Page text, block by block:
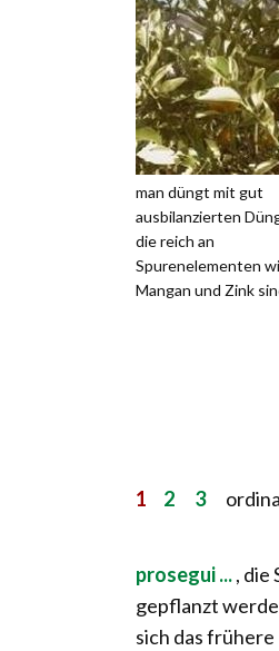
man düngt mit gut
ausbilanzierten
die reich an
Spurenelementen
Mangan und Zink
1 2 3ordina
prosegui ..., die
gepflanzt
sich das